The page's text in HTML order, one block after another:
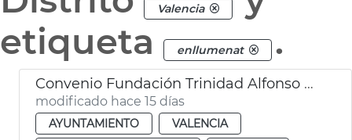
Valencia
etiqueta
enllumenat .
Convenio Fundación Trinidad Alfonso alumbrado ornamental Jardín del Turia
modificado hace 15 días
AYUNTAMIENTO
VALENCIA